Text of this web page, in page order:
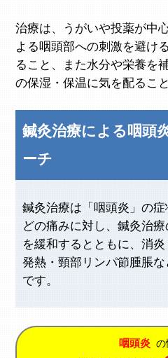
治療は、うがいや投薬が中
よる咽頭部への刺激を避け
ること、また水分や栄養を
の保湿・保温に気を配るこ
鍼灸治療による咽頭
ーチ
鍼灸治療は「咽頭炎」の
どの痛みに対し、鍼灸治
を緩和するとともに、消炎
発熱・頸部リンパ節腫脹
です。
咽頭炎 の